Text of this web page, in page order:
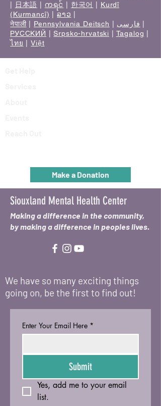
日本語 ကရင် 한국어
Kurdî
(Kurmancî)
ລາວ
नेपाली| Pennsylvania Deitsch فارسی
РУССКИЙ
|Srpsko-hrvatski Tagalog
ไทย |Việt
Make a Donation
Siouxland Mental Health Center
Making a difference in the community,
by making a difference in peoples lives.
We have so many exciting things
going on, be the first to find out!
Enter Your Email Here *
Submit
Yes, add me to your email
list.